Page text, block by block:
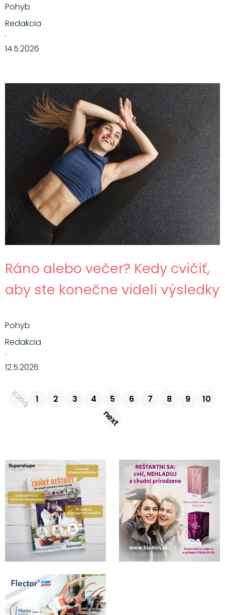
Pohyb
Redakcia
·
14.5.2026
Ráno alebo večer? Kedy cvičiť,
aby ste konečne videli výsledky
Pohyb
Redakcia
·
12.5.2026
back 1 2 3 4 5 6 7 8 9 10
next